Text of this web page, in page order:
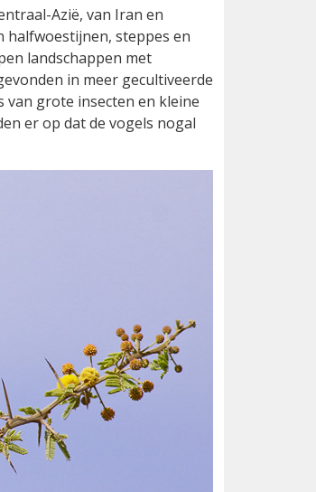
Azië, van Iran en
halfwoestijnen, steppes en
landschappen met
in meer gecultiveerde
van grote insecten en kleine
er op dat de vogels nogal